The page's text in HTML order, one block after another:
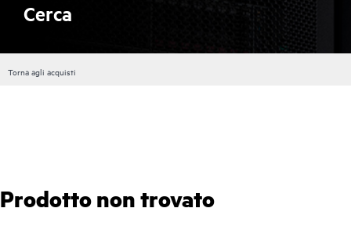
Cerca
Torna agli acquisti
Prodotto non trovato